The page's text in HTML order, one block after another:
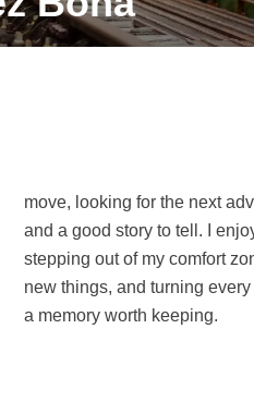
a memory worth keeping.